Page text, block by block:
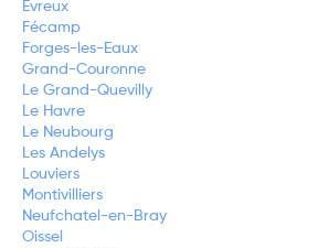
Evreux
Fécamp
Forges-les-Eaux
Grand-Couronne
Le Grand-Quevilly
Le Havre
Le Neubourg
Les Andelys
Louviers
Montivilliers
Neufchatel-en-Bray
Oissel